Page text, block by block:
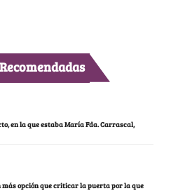
en la que estaba María Fda. Carrascal,
más opción que criticar la puerta por la que